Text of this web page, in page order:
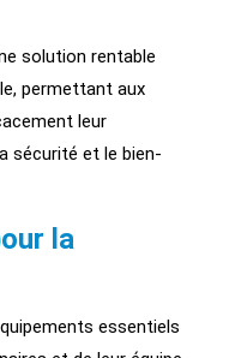
solution rentable
permettant aux
leur
sécurité et le bien-
la
essentiels